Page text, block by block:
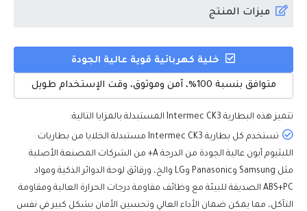
ميزات المنتج
خلية كهربائية قوية عالية الجودة
متوافق بنسبة 100%، آمن وموثوق، وقت الإستخدام طويل
تتميز هذه البطارية Intermec CK3 المستبدلة بالمزايا التالية:
تستخدم كل بطارية Intermec CK3 مستبدلة الخلايا من بطاريات
الليثيوم أيون عالية الجودة من الدرجة A+ من الشركات المصنعة الأصلية
مثل Samsung وPanasonic وLG والخ، ورقائق لوحة الدوائر الذكية ومواد
ABS+PC الصديقة للبيئة مع وظائف مقاومة درجات الحرارة العالية ومقاومة
التآكل، مما يمكن ضمان الأداء العالي وتحسين الأمان بشكل كبير في نفس